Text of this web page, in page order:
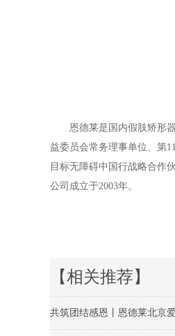
恩德莱是国内假肢矫形
益委员会常务理事单位、第
目标无障碍中国行战略合作
公司成立于2003年。
【相关推荐】
共筑团结感恩丨恩德莱北京